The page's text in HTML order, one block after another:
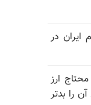
ایران در
ارز
را بدتر